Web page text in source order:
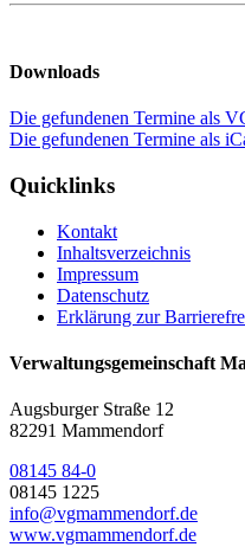
Downloads
Die gefundenen Termine als
Die gefundenen Termine als
Quicklinks
Kontakt
Inhaltsverzeichnis
Impressum
Datenschutz
Erklärung zur
Verwaltungsgemeinschaft
Augsburger Straße 12
82291 Mammendorf
08145 84-0
08145 1225
info@vgmammendorf.de
www.vgmammendorf.de